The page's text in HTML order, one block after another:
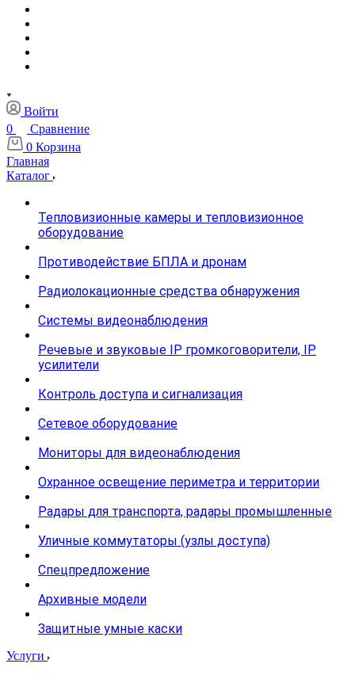
Войти
0
Сравнение
0 Корзина
Главная
Каталог
Тепловизионные камеры и тепловизионное
оборудование
Противодействие БПЛА и дронам
Радиолокационные средства обнаружения
Системы видеонаблюдения
Речевые и звуковые IP громкоговорители, IP
усилители
Контроль доступа и сигнализация
Сетевое оборудование
Мониторы для видеонаблюдения
Охранное освещение периметра и территории
Радары для транспорта, радары промышленные
Уличные коммутаторы (узлы доступа)
Спецпредложение
Архивные модели
Защитные умные каски
Услуги